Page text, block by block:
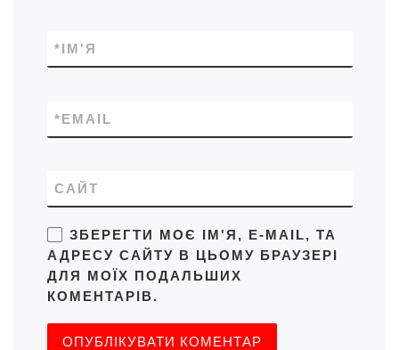
ІМ'Я
*
EMAIL
*
САЙТ
ЗБЕРЕГТИ МОЄ ІМ'Я, E-MAIL, ТА
АДРЕСУ САЙТУ В ЦЬОМУ БРАУЗЕРІ
ДЛЯ МОЇХ ПОДАЛЬШИХ
КОМЕНТАРІВ.